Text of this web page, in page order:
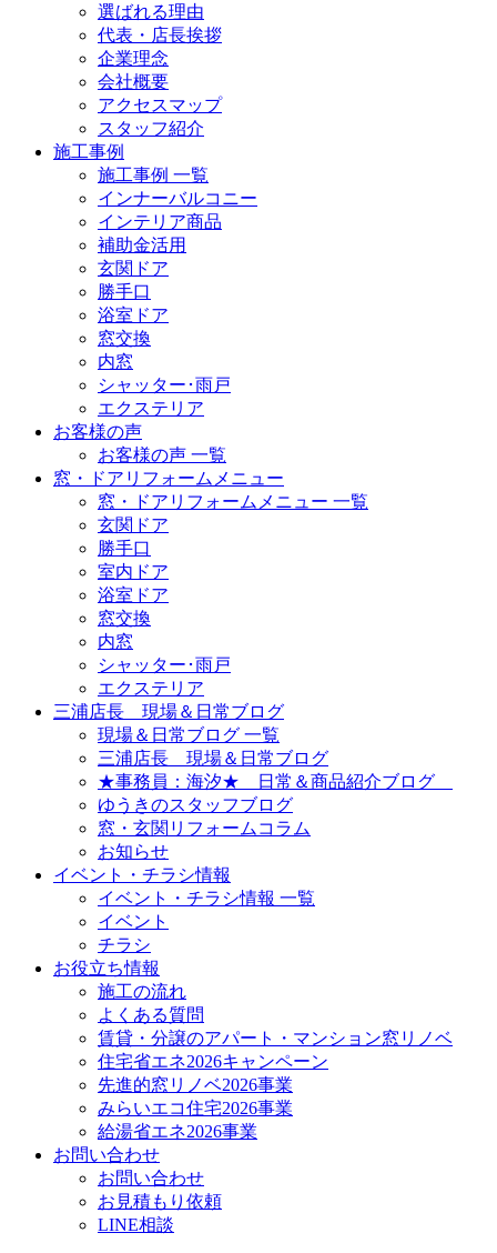
選ばれる理由
代表・店長挨拶
企業理念
会社概要
アクセスマップ
スタッフ紹介
施工事例
施工事例 一覧
インナーバルコニー
インテリア商品
補助金活用
玄関ドア
勝手口
浴室ドア
窓交換
内窓
シャッター･雨戸
エクステリア
お客様の声
お客様の声 一覧
窓・ドアリフォームメニュー
窓・ドアリフォームメニュー 一覧
玄関ドア
勝手口
室内ドア
浴室ドア
窓交換
内窓
シャッター･雨戸
エクステリア
三浦店長 現場＆日常ブログ
現場＆日常ブログ 一覧
三浦店長 現場＆日常ブログ
★事務員：海汐★ 日常＆商品紹介ブログ
ゆうきのスタッフブログ
窓・玄関リフォームコラム
お知らせ
イベント・チラシ情報
イベント・チラシ情報 一覧
イベント
チラシ
お役立ち情報
施工の流れ
よくある質問
賃貸・分譲のアパート・マンション窓リノベ
住宅省エネ2026キャンペーン
先進的窓リノベ2026事業
みらいエコ住宅2026事業
給湯省エネ2026事業
お問い合わせ
お問い合わせ
お見積もり依頼
LINE相談